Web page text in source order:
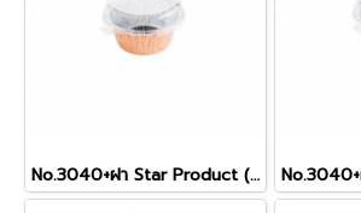
No.3040+ฝา Star Product (RoseGold)